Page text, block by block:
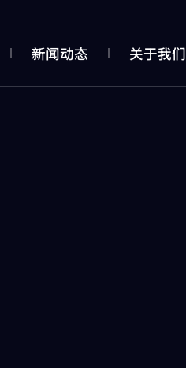
新闻动态 关于我们